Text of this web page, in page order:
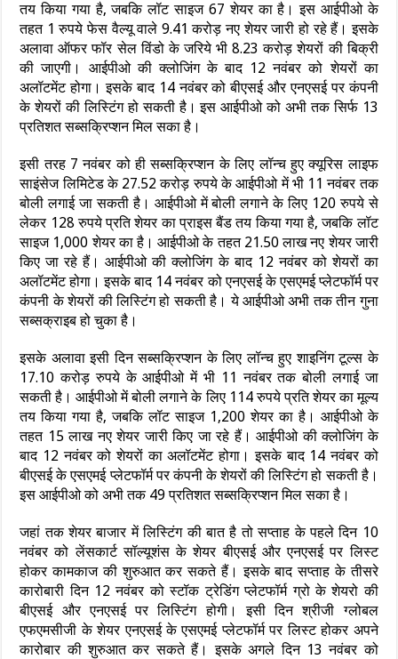
तय किया गया है, जबकि लॉट साइज 67 शेयर का है। इस आईपीओ के
तहत 1 रुपये फेस वैल्यू वाले 9.41 करोड़ नए शेयर जारी हो रहे हैं। इसके
अलावा ऑफर फॉर सेल विंडो के जरिये भी 8.23 करोड़ शेयरों की बिक्री
की जाएगी। आईपीओ की क्लोजिंग के बाद 12 नवंबर को शेयरों का
अलॉटमेंट होगा। इसके बाद 14 नवंबर को बीएसई और एनएसई पर कंपनी
के शेयरों की लिस्टिंग हो सकती है। इस आईपीओ को अभी तक सिर्फ 13
प्रतिशत सब्सक्रिप्शन मिल सका है।
इसी तरह 7 नवंबर को ही सब्सक्रिप्शन के लिए लॉन्च हुए क्यूरिस लाइफ
साइंसेज लिमिटेड के 27.52 करोड़ रुपये के आईपीओ में भी 11 नवंबर तक
बोली लगाई जा सकती है। आईपीओ में बोली लगाने के लिए 120 रुपये से
लेकर 128 रुपये प्रति शेयर का प्राइस बैंड तय किया गया है, जबकि लॉट
साइज 1,000 शेयर का है। आईपीओ के तहत 21.50 लाख नए शेयर जारी
किए जा रहे हैं। आईपीओ की क्लोजिंग के बाद 12 नवंबर को शेयरों का
अलॉटमेंट होगा। इसके बाद 14 नवंबर को एनएसई के एसएमई प्लेटफॉर्म पर
कंपनी के शेयरों की लिस्टिंग हो सकती है। ये आईपीओ अभी तक तीन गुना
सब्सक्राइब हो चुका है।
इसके अलावा इसी दिन सब्सक्रिप्शन के लिए लॉन्च हुए शाइनिंग टूल्स के
17.10 करोड़ रुपये के आईपीओ में भी 11 नवंबर तक बोली लगाई जा
सकती है। आईपीओ में बोली लगाने के लिए 114 रुपये प्रति शेयर का मूल्य
तय किया गया है, जबकि लॉट साइज 1,200 शेयर का है। आईपीओ के
तहत 15 लाख नए शेयर जारी किए जा रहे हैं। आईपीओ की क्लोजिंग के
बाद 12 नवंबर को शेयरों का अलॉटमेंट होगा। इसके बाद 14 नवंबर को
बीएसई के एसएमई प्लेटफॉर्म पर कंपनी के शेयरों की लिस्टिंग हो सकती है।
इस आईपीओ को अभी तक 49 प्रतिशत सब्सक्रिप्शन मिल सका है।
जहां तक शेयर बाजार में लिस्टिंग की बात है तो सप्ताह के पहले दिन 10
नवंबर को लेंसकार्ट सॉल्यूशंस के शेयर बीएसई और एनएसई पर लिस्ट
होकर कामकाज की शुरुआत कर सकते हैं। इसके बाद सप्ताह के तीसरे
कारोबारी दिन 12 नवंबर को स्टॉक ट्रेडिंग प्लेटफॉर्म ग्रो के शेयरो की
बीएसई और एनएसई पर लिस्टिंग होगी। इसी दिन श्रीजी ग्लोबल
एफएमसीजी के शेयर एनएसई के एसएमई प्लेटफॉर्म पर लिस्ट होकर अपने
कारोबार की शुरुआत कर सकते हैं। इसके अगले दिन 13 नवंबर को